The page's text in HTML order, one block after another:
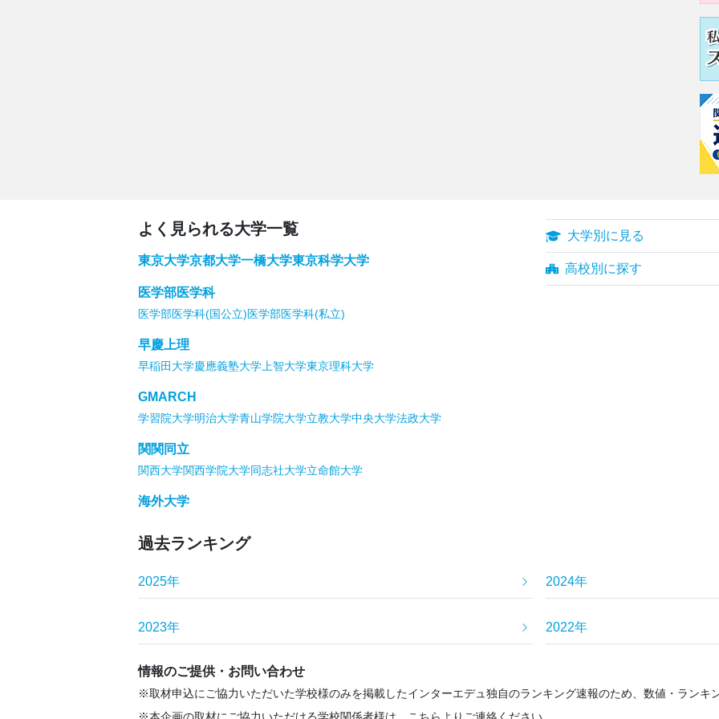
よく見られる大学一覧
東京大学京都大学一橋大学東京科学大学
医学部医学科
医学部医学科(国公立)医学部医学科(私立)
早慶上理
早稲田大学慶應義塾大学 上智大学東京理科大学
GMARCH
学習院大学明治大学青山学院大学立教大学中央大学法政大学
関関同立
関西大学関西学院大学同志社大学立命館大学
海外大学
大学別に見る
高校別に探す
過去ランキング
2025年 2024年
2023年 2022年
情報のご提供・お問い合わせ
取材申込にご協力いただいた学校様のみを掲載したインターエデュ独自のランキング速報のため、数値・ランキ